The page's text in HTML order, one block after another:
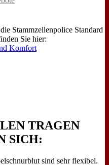
Stammzellenpolice Standard
Sie hier:
Komfort
TRAGEN
SICH:
sind sehr flexibel.